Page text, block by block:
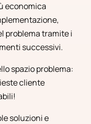
economica
problema tramite i
successivi.
spazio problema:
cliente
soluzioni e